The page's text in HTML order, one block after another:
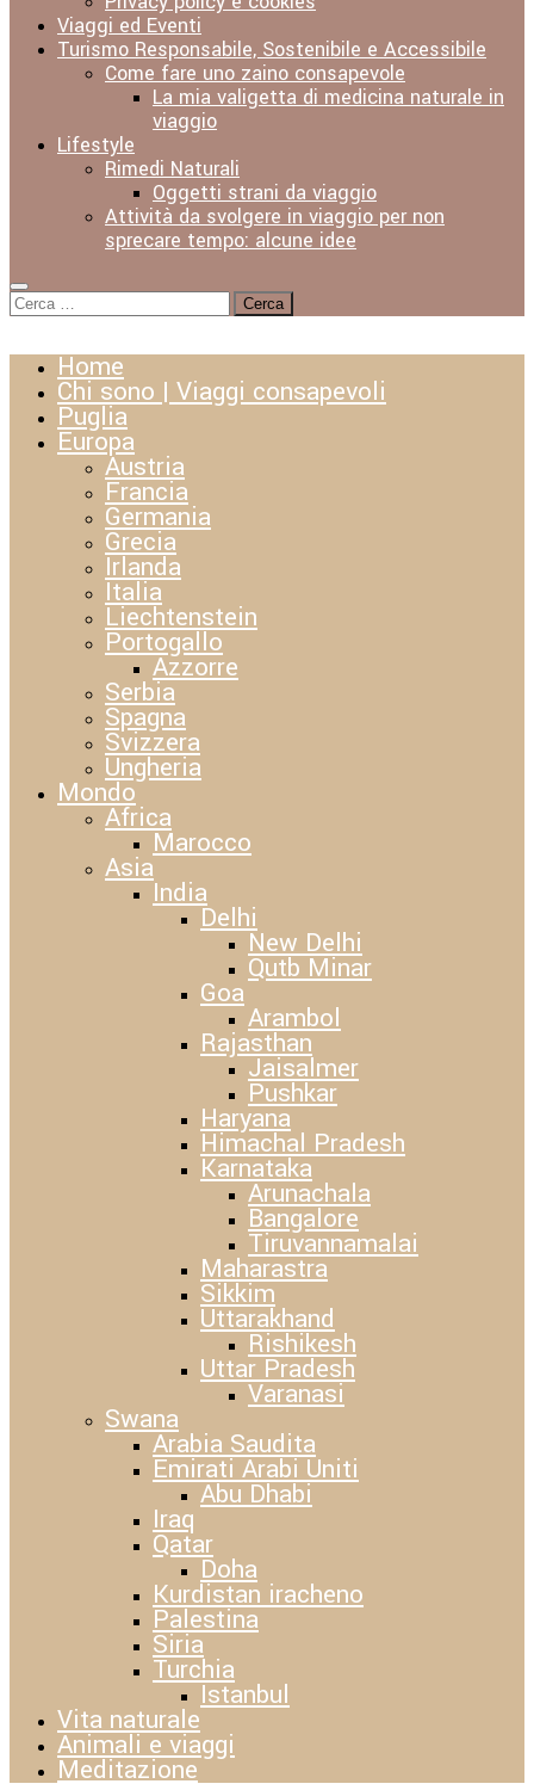
Viaggi ed Eventi
Turismo Responsabile, Sostenibile e Accessibile
Come fare uno zaino consapevole
La mia valigetta di medicina naturale in
viaggio
Lifestyle
Rimedi Naturali
Oggetti strani da viaggio
Attività da svolgere in viaggio per non
sprecare tempo: alcune idee
Ricerca
per:
Home
Chi sono | Viaggi consapevoli
Puglia
Europa
Austria
Francia
Germania
Grecia
Irlanda
Italia
Liechtenstein
Portogallo
Azzorre
Serbia
Spagna
Svizzera
Ungheria
Mondo
Africa
Marocco
Asia
India
Delhi
New Delhi
Qutb Minar
Goa
Arambol
Rajasthan
Jaisalmer
Pushkar
Haryana
Himachal Pradesh
Karnataka
Arunachala
Bangalore
Tiruvannamalai
Maharastra
Sikkim
Uttarakhand
Rishikesh
Uttar Pradesh
Varanasi
Swana
Arabia Saudita
Emirati Arabi Uniti
Abu Dhabi
Iraq
Qatar
Doha
Kurdistan iracheno
Palestina
Siria
Turchia
Istanbul
Vita naturale
Animali e viaggi
Meditazione